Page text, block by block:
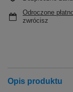
Odroczone
zwrócisz
Opis produktu